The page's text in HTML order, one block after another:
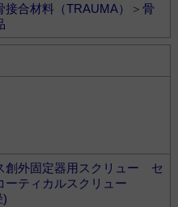
接合材料（TRAUMA） ＞ 骨
創外固定器用スクリュー セ
ーティカルスクリュー
)